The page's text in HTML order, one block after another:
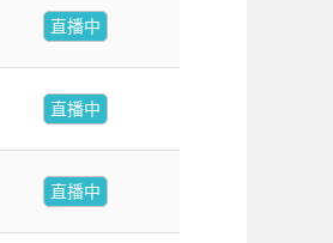
直播中
直播中
直播中